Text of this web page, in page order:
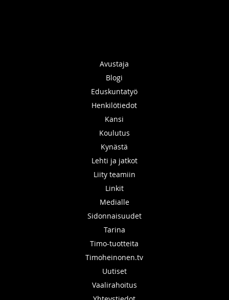
Avustaja
Blogi
Eduskuntatyö
Henkilötiedot
Kansi
Koulutus
Kynästä
Lehti ja jatkot
Liity teamiin
Linkit
Medialle
Sidonnaisuudet
Tarina
Timo-tuotteita
Timoheinonen.tv
Uutiset
Vaalirahoitus